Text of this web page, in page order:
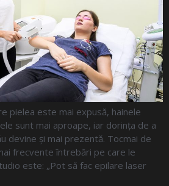
pielea este mai expusă, hainele
sunt mai aproape, iar dorința de a
devine și mai prezentă. Tocmai de
frecvente întrebări pe care le
este: „Pot să fac epilare laser